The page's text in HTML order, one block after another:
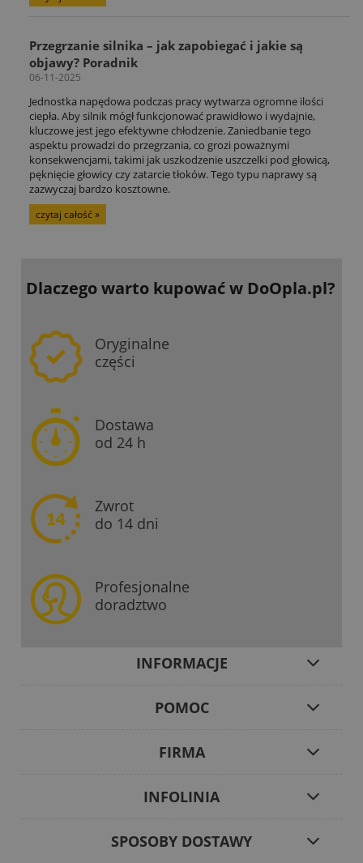
Przegrzanie silnika – jak zapobiegać i jakie są
objawy? Poradnik
06-11-2025
Jednostka napędowa podczas pracy wytwarza ogromne ilości
ciepła. Aby silnik mógł funkcjonować prawidłowo i wydajnie,
kluczowe jest jego efektywne chłodzenie. Zaniedbanie tego
aspektu prowadzi do przegrzania, co grozi poważnymi
konsekwencjami, takimi jak uszkodzenie uszczelki pod głowicą,
pęknięcie głowicy czy zatarcie tłoków. Tego typu naprawy są
zazwyczaj bardzo kosztowne.
czytaj całość »
Dlaczego warto kupowaćw DoOpla.pl?
Oryginalne
części
Dostawa
od 24 h
Zwrot
do 14 dni
Profesjonalne
doradztwo
INFORMACJE
POMOC
FIRMA
INFOLINIA
SPOSOBY DOSTAWY